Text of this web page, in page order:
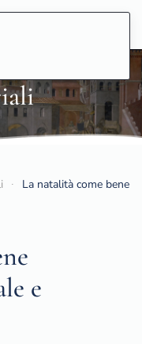
La natalità come bene
e